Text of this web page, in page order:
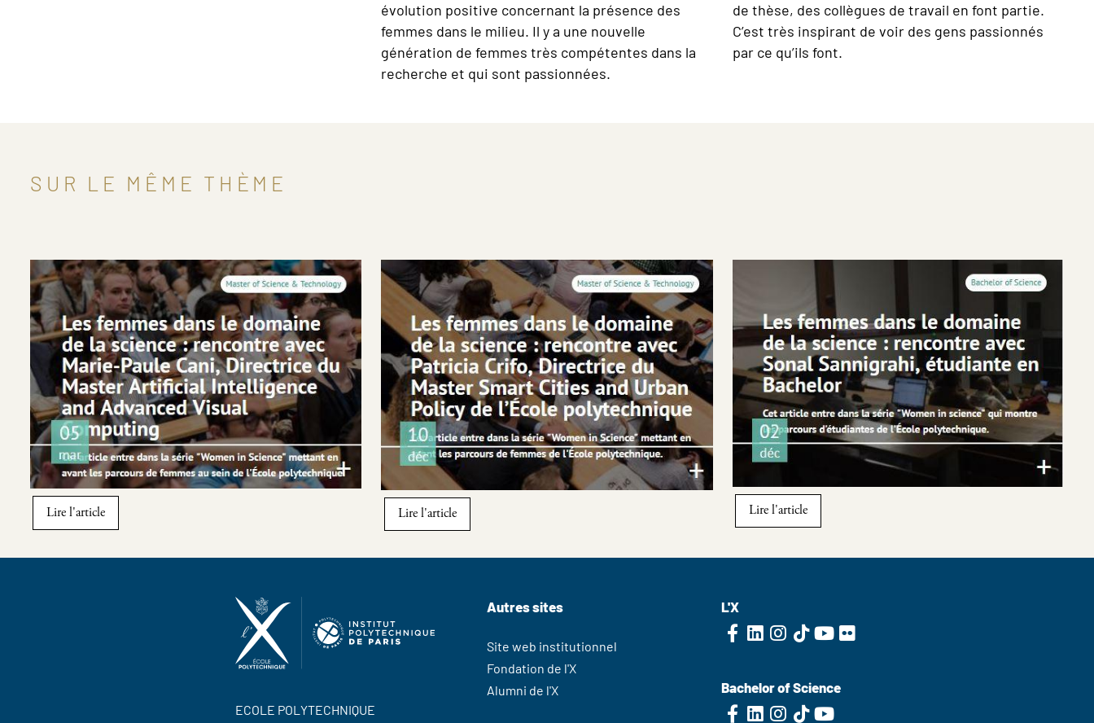
évolution positive concernant la présence des
femmes dans le milieu. Il y a une nouvelle
génération de femmes très compétentes dans la
recherche et qui sont passionnées.
de thèse, des collègues de travail en font partie.
C’est très inspirant de voir des gens passionnés
par ce qu’ils font.
SUR LE MÊME THÈME
Image
Lire l'article
Image
Lire l'article Lire l'article
ECOLE POLYTECHNIQUE
Autres sites
Site web institutionnel
Fondation de l'X
Alumni de l'X
L'X
Bachelor of Science